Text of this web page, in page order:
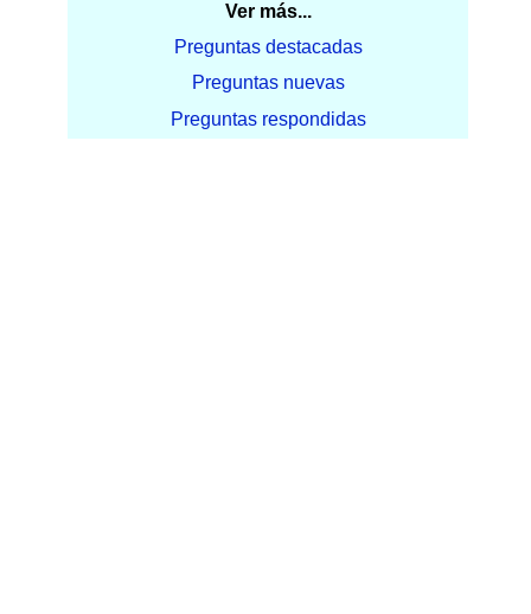
Ver más...
Preguntas destacadas
Preguntas nuevas
Preguntas respondidas